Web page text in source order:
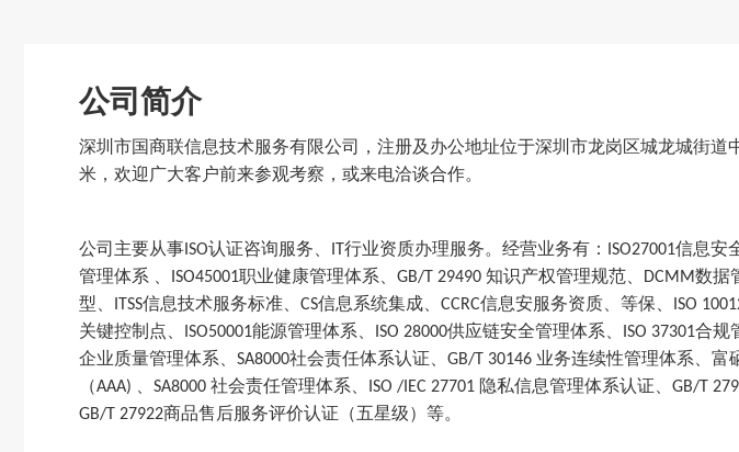
公司简介
深圳市国商联信息技术服务有限公司，注册及办公地址位于深圳市龙岗区城龙城街道
米 ， 欢迎广大客户前来参观考察，或来电洽谈合作。
公司主要从事 ISO认证咨询服务、 行业资质办理服务。经营业务有： ISO27001信息安
管理体系 、
ISO45001职业健康管理体系、 GB/T 29490 知识产权管理规范、 DCMM数据
型、
ITSS信息技术服务标准、 CS信息系统集成、 CCRC信息安服务资质、等保、 ISO
关键控制点
ISO50001能源管理体系 ISO 28000供应链安全管理体系 ISO 37301合规
企业质量管理体系、 SA8000社会责任体系认证、 GB/T 30146 业务连续性管理体系、富
（AAA) SA8000 社会责任管理体系、 ISO /IEC 27701 隐私信息管理体系认证、 GB/T
GB/T 27922商品售后服务评价认证（五星级）等。